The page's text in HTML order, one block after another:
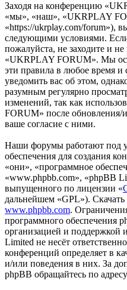
Заходя на конференцию
«мы», «наш», «UKRPLAY
«https://ukrplay.com/forum»),
следующими условиями.
пожалуйста, не заходите и
«UKRPLAY FORUM». Мы
эти правила в любое время и
уведомить вас об этом,
разумным регулярно
изменений, так как
FORUM» после обновления/
ваше согласие с ними.
Наши форумы работают под
обеспечения для создания
«они», «программное
«www.phpbb.com», «phpBB
выпущенного по лицензии «
дальнейшем «GPL»).
www.phpbb.com.
программного обеспечения
организацией и поддержкой
Limited не несёт
конференций определяет в
и/или поведения в них. За
phpBB обращайтесь по адресу